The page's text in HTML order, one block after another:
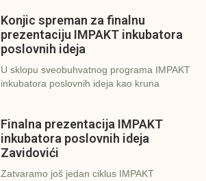
Konjic spreman za finalnu
prezentaciju IMPAKT inkubatora
poslovnih ideja
U sklopu sveobuhvatnog programa IMPAKT
inkubatora poslovnih ideja kao kruna
Finalna prezentacija IMPAKT
inkubatora poslovnih ideja
Zavidovići
Zatvaramo još jedan ciklus IMPAKT